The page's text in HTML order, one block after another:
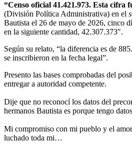
“Censo oficial 41.421.973. Esta cifra
(División Política Administrativa) en el
Bautista el 26 de mayo de 2026, cinco
en la siguiente cantidad, 42.307.373″.
Según su relato, “la diferencia es de
se inscribieron en la fecha legal”.
Presento las bases comprobadas del
entregar a autoridad competente.
Dije que no reconocí los datos del
hermanos Bautista es porque tengo
Mi compromiso con mi pueblo y el
luchado toda mi…